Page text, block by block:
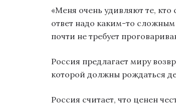
«Меня очень удивляют те, кто
ответ надо каким-то
почти не требует
Россия предлагает миру
которой должны рождаться
Россия считает, что ценен